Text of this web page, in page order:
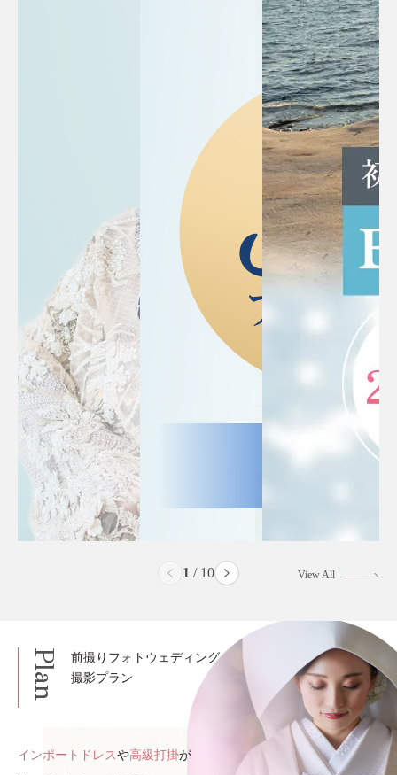
2 / 10 View All
Plan
前撮りフォトウェディング
撮影プラン
インポートドレスや高級打掛が